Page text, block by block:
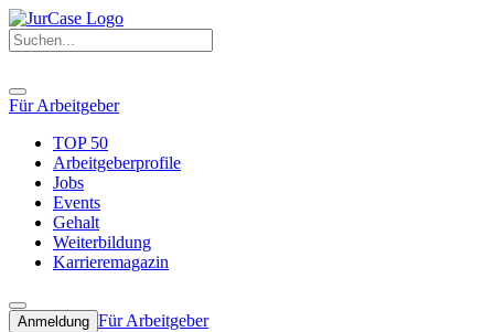
Für Arbeitgeber
TOP 50
Arbeitgeberprofile
Jobs
Events
Gehalt
Weiterbildung
Karrieremagazin
Anmeldung Für Arbeitgeber